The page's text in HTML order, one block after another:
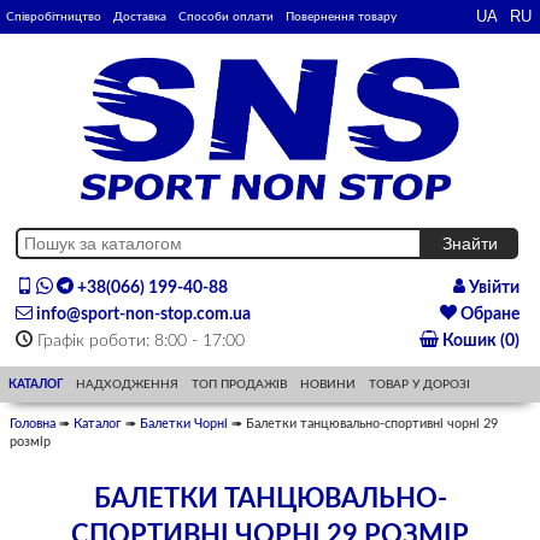
Співробітництво Доставка Способи оплати Повернення товару
+38(066) 199-40-88
info@sport-non-stop.com.ua
Графік роботи: 8:00 - 17:00
Увійти
Обране
Кошик (0)
КАТАЛОГ НАДХОДЖЕННЯ ТОП ПРОДАЖІВ НОВИНИ ТОВАР У ДОРОЗІ
Головна ➠ Каталог ➠ Балетки Чорні ➠ Балетки танцювально-спортивні чорні 29
розмір
БАЛЕТКИ ТАНЦЮВАЛЬНО-